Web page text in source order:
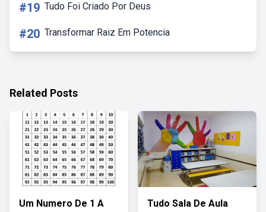
#19 Tudo Foi Criado Por Deus
#20 Transformar Raiz Em Potencia
Related Posts
Um Numero De 1 A Tudo Sala De Aula